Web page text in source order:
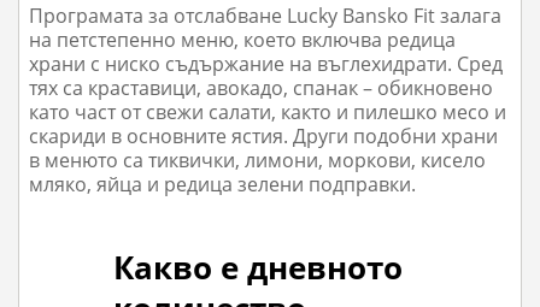
Програмата за отслабване Lucky Bansko Fit залага
на петстепенно меню, което включва редица
храни с ниско съдържание на въглехидрати. Сред
тях са краставици, авокадо, спанак – обикновено
като част от свежи салати, както и пилешко месо и
скариди в основните ястия. Други подобни храни
в менюто са тиквички, лимони, моркови, кисело
мляко, яйца и редица зелени подправки.
Какво е дневното